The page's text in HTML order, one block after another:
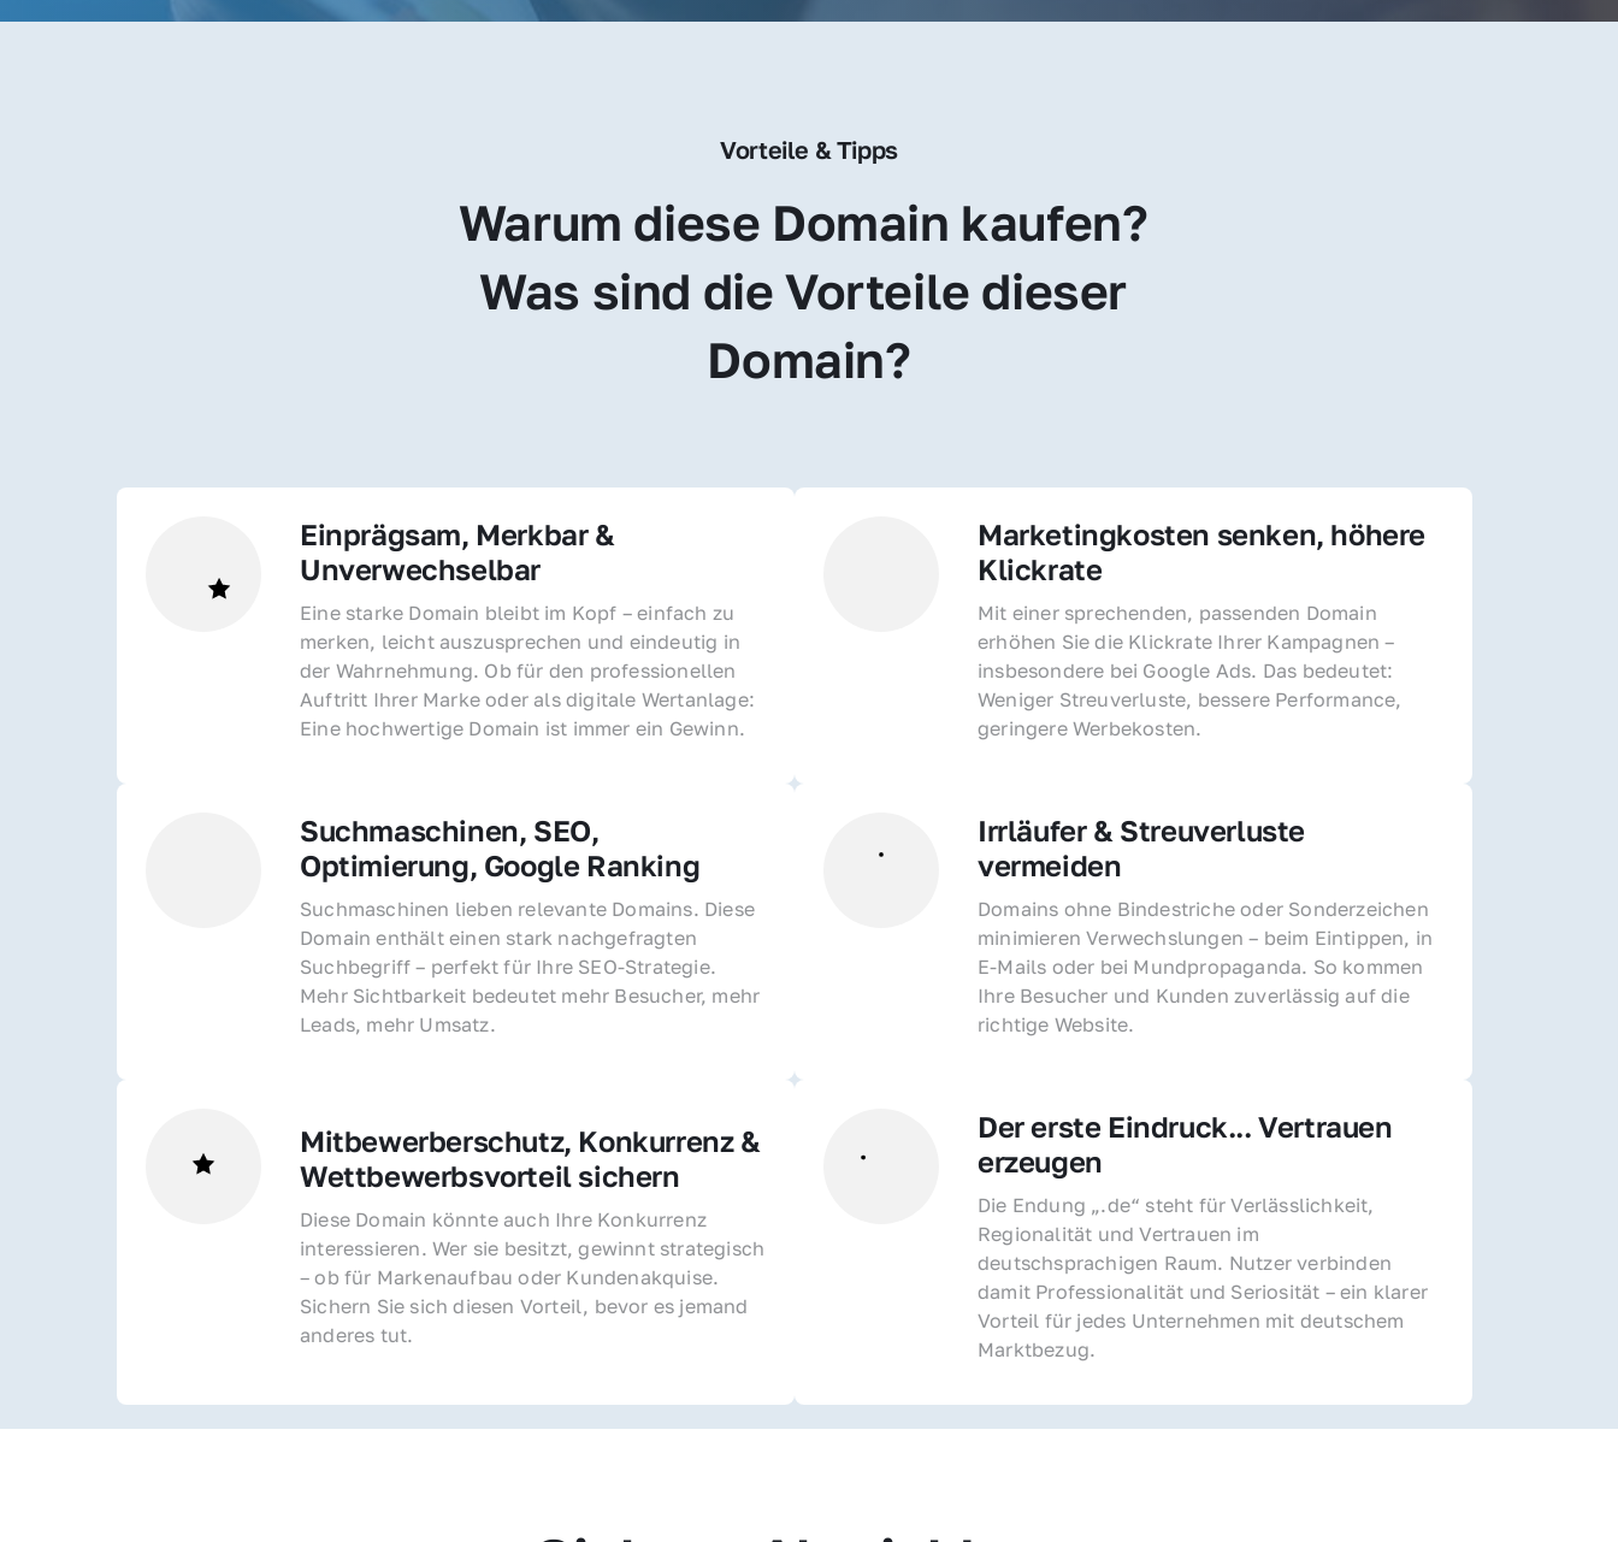
Vorteile & Tipps
Warum diese Domain kaufen?
Was sind die Vorteile dieser
Domain?
Einprägsam, Merkbar &
Unverwechselbar
Eine starke Domain bleibt im Kopf – einfach zu
merken, leicht auszusprechen und eindeutig in
der Wahrnehmung. Ob für den professionellen
Auftritt Ihrer Marke oder als digitale Wertanlage:
Eine hochwertige Domain ist immer ein Gewinn.
Marketingkosten senken, höhere
Klickrate
Mit einer sprechenden, passenden Domain
erhöhen Sie die Klickrate Ihrer Kampagnen –
insbesondere bei Google Ads. Das bedeutet:
Weniger Streuverluste, bessere Performance,
geringere Werbekosten.
Suchmaschinen, SEO,
Optimierung, Google Ranking
Suchmaschinen lieben relevante Domains. Diese
Domain enthält einen stark nachgefragten
Suchbegriff – perfekt für Ihre SEO-Strategie.
Mehr Sichtbarkeit bedeutet mehr Besucher, mehr
Leads, mehr Umsatz.
Irrläufer & Streuverluste
vermeiden
Domains ohne Bindestriche oder Sonderzeichen
minimieren Verwechslungen – beim Eintippen, in
E-Mails oder bei Mundpropaganda. So kommen
Ihre Besucher und Kunden zuverlässig auf die
richtige Website.
Mitbewerberschutz, Konkurrenz &
Wettbewerbsvorteil sichern
Diese Domain könnte auch Ihre Konkurrenz
interessieren. Wer sie besitzt, gewinnt strategisch
– ob für Markenaufbau oder Kundenakquise.
Sichern Sie sich diesen Vorteil, bevor es jemand
anderes tut.
Der erste Eindruck... Vertrauen
erzeugen
Die Endung „.de“ steht für Verlässlichkeit,
Regionalität und Vertrauen im
deutschsprachigen Raum. Nutzer verbinden
damit Professionalität und Seriosität – ein klarer
Vorteil für jedes Unternehmen mit deutschem
Marktbezug.